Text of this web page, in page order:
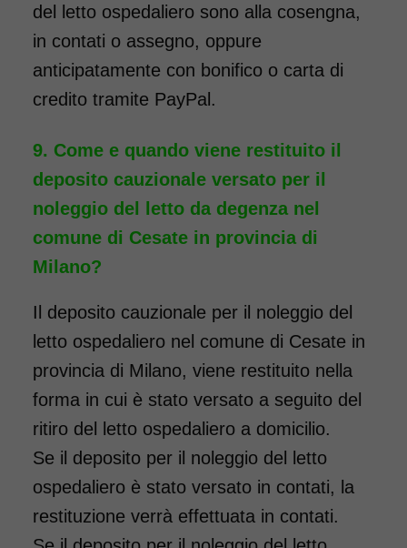
del letto ospedaliero sono alla cosengna,
in contati o assegno, oppure
anticipatamente con bonifico o carta di
credito tramite PayPal.
Come e quando viene restituito il
deposito cauzionale versato per il
noleggio del letto da degenza nel
comune di Cesate in provincia di
Milano?
Il deposito cauzionale per il noleggio del
letto ospedaliero nel comune di Cesate in
provincia di Milano, viene restituito nella
forma in cui è stato versato a seguito del
ritiro del letto ospedaliero a domicilio.
Se il deposito per il noleggio del letto
ospedaliero è stato versato in contati, la
restituzione verrà effettuata in contati.